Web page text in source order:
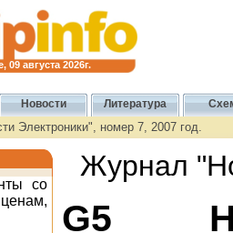
09 августа 2026г.
Новости Литература
Электроники", номер 7, 2007 год.
со
Журнал
G5